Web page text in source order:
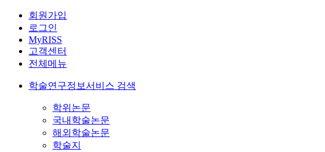
회원가입
로그인
MyRISS
고객센터
전체메뉴
학술연구정보서비스 검색
학위논문
국내학술논문
해외학술논문
학술지